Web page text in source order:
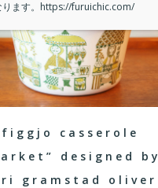
figgjo casserole
designed by
gramstad oliver
ます。 https://furuichic.com/